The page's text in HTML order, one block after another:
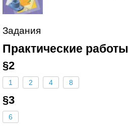
Задания
Практические работы
§2
1 2 4 8
§3
6